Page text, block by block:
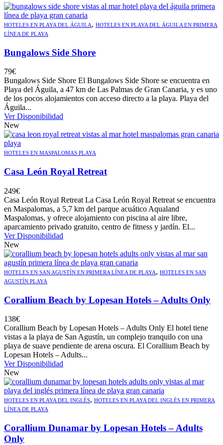
HOTELES EN PLAYA DEL ÁGUILA, HOTELES EN PLAYA DEL ÁGUILA EN PRIMERA
LÍNEA DE PLAYA
Bungalows Side Shore
79€
Bungalows Side Shore El Bungalows Side Shore se encuentra en
Playa del Águila, a 47 km de Las Palmas de Gran Canaria, y es uno
de los pocos alojamientos con acceso directo a la playa. Playa del
Águila...
Ver Disponibilidad
New
HOTELES EN MASPALOMAS PLAYA
Casa León Royal Retreat
249€
Casa León Royal Retreat La Casa León Royal Retreat se encuentra
en Maspalomas, a 5,7 km del parque acuático Aqualand
Maspalomas, y ofrece alojamiento con piscina al aire libre,
aparcamiento privado gratuito, centro de fitness y jardín. El...
Ver Disponibilidad
New
HOTELES EN SAN AGUSTÍN EN PRIMERA LÍNEA DE PLAYA, HOTELES EN SAN
AGUSTÍN PLAYA
Corallium Beach by Lopesan Hotels – Adults Only
138€
Corallium Beach by Lopesan Hotels – Adults Only El hotel tiene
vistas a la playa de San Agustín, un complejo tranquilo con una
playa de suave pendiente de arena oscura. El Corallium Beach by
Lopesan Hotels – Adults...
Ver Disponibilidad
New
HOTELES EN PLAYA DEL INGLÉS, HOTELES EN PLAYA DEL INGLÉS EN PRIMERA
LÍNEA DE PLAYA
Corallium Dunamar by Lopesan Hotels – Adults
Only